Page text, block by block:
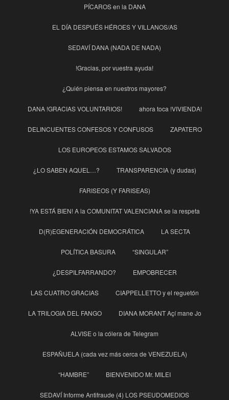
PÍCAROS en la DANA
EL DÍA DESPUÉS HÉROES Y VILLANOS/AS
SEDAVÍ DANA (NADA DE NADA)
!Gracias, por vuestra ayuda!
¿Quién piensa en nuestros mayores?
DANA !GRACIAS VOLUNTARIOS! ahora toca !VIVIENDA!
DELINCUENTES CONFESOS Y CONFUSOS ZAPATERO
LOS EUROPEOS ESTAMOS SALVADOS
¿LO SABEN AQUEL…? TRANSPARENCIA (y dudas)
FARISEOS (Y FARISEAS)
!YA ESTÁ BIEN! A la COMUNITAT VALENCIANA se la respeta
D(R)EGENERACIÓN DEMOCRÁTICA LA SECTA
POLÍTICA BASURA “SINGULAR”
¿DESPILFARRANDO? EMPOBRECER
LAS CUATRO GRACIAS CIAPPELLETTO y el reguetón
LA TRILOGIA DEL FANGO DIANA MORANT Açí mane Jo
ALVISE o la cólera de Telegram
ESPAÑUELA (cada vez más cerca de VENEZUELA)
“HAMBRE” BIENVENIDO Mr. MILEI
SEDAVÍ Informe Antifraude (4) LOS PSEUDOMEDIOS